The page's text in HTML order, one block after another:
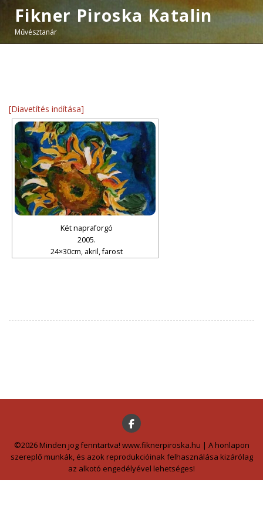
Fikner Piroska Katalin
Művésztanár
[Diavetítés indítása]
Két napraforgó
2005.
24×30cm, akril, farost
©2026 Minden jog fenntartva! www.fiknerpiroska.hu | A honlapon
szereplő munkák, és azok reprodukcióinak felhasználása kizárólag
az alkotó engedélyével lehetséges!